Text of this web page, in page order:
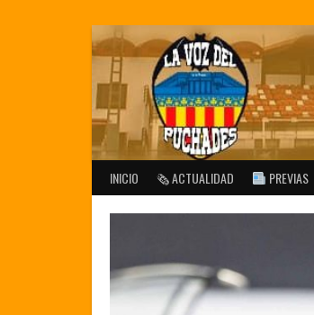
INICIO 🗞 ACTUALIDAD PREVIAS